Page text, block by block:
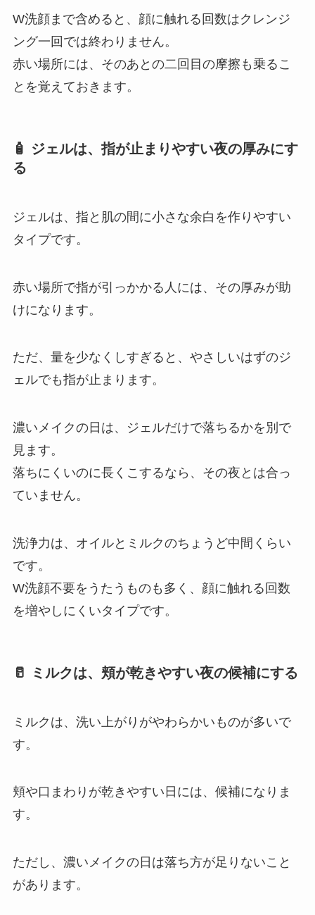
W洗顔まで含めると、顔に触れる回数はクレンジ
ング一回では終わりません。
赤い場所には、そのあとの二回目の摩擦も乗るこ
とを覚えておきます。
🧴 ジェルは、指が止まりやすい夜の厚みにす
る
ジェルは、指と肌の間に小さな余白を作りやすい
タイプです。
赤い場所で指が引っかかる人には、その厚みが助
けになります。
ただ、量を少なくしすぎると、やさしいはずのジ
ェルでも指が止まります。
濃いメイクの日は、ジェルだけで落ちるかを別で
見ます。
落ちにくいのに長くこするなら、その夜とは合っ
ていません。
洗浄力は、オイルとミルクのちょうど中間くらい
です。
W洗顔不要をうたうものも多く、顔に触れる回数
を増やしにくいタイプです。
🥛 ミルクは、頬が乾きやすい夜の候補にする
ミルクは、洗い上がりがやわらかいものが多いで
す。
頬や口まわりが乾きやすい日には、候補になりま
す。
ただし、濃いメイクの日は落ち方が足りないこと
があります。